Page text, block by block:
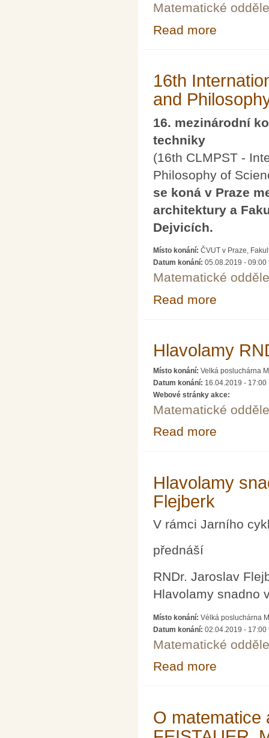
Matematické
Read more
16th
and
16. mezinárodní
techniky
(16th CLMPST -
Philosophy of
se koná v Praze
architektury a
Dejvicích.
Místo konání: ČVUT v Praze,
Datum konání: 05.08.2019 - 09:00
Matematické
Read more
Hlavolamy
Místo konání: Velká posluchárna
Datum konání: 16.04.2019 - 17:00
Webové stránky akce:
Matematické
Read more
Hlavolamy
Flejberk
V rámci Jarního
přednáší
RNDr. Jaroslav
Hlavolamy snadno
Místo konání: Vélká posluchárna
Datum konání: 02.04.2019 - 17:00
Matematické
Read more
O matematice